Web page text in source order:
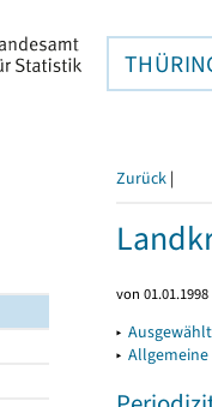
Zurück |
von
▸
▸